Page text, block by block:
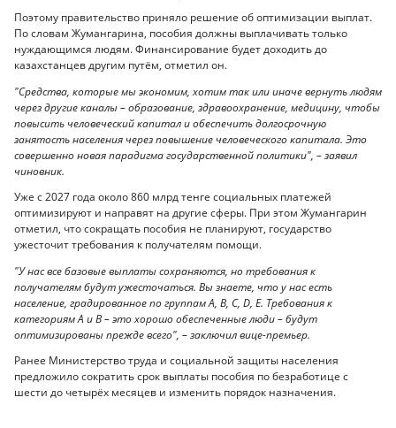
Поэтому правительство приняло решение об оптимизации выплат.
По словам Жумангарина, пособия должны выплачивать только
нуждающимся людям. Финансирование будет доходить до
казахстанцев другим путём, отметил он.
"Средства, которые мы экономим, хотим так или иначе вернуть людям
через другие каналы – образование, здравоохранение, медицину, чтобы
повысить человеческий капитал и обеспечить долгосрочную
занятость населения через повышение человеческого капитала. Это
совершенно новая парадигма государственной политики", – заявил
чиновник.
Уже с 2027 года около 860 млрд тенге социальных платежей
оптимизируют и направят на другие сферы. При этом Жумангарин
отметил, что сокращать пособия не планируют, государство
ужесточит требования к получателям помощи.
"У нас все базовые выплаты сохраняются, но требования к
получателям будут ужесточаться. Вы знаете, что у нас есть
население, градированное по группам A, B, C, D, E. Требования к
категориям A и B – это хорошо обеспеченные люди – будут
оптимизированы прежде всего", – заключил вице-премьер.
Ранее Министерство труда и социальной защиты населения
предложило сократить срок выплаты пособия по безработице с
шести до четырёх месяцев и изменить порядок назначения.